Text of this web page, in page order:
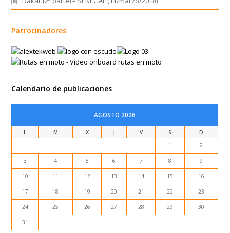
Patrocinadores
Calendario de publicaciones
AGOSTO 2026
L M X J V S
D
1
2
3 4 5 6 7 8 9
10 11 12 13 14 15 16
17 18 19 20 21 22 23
24 25 26 27 28 29 30
31